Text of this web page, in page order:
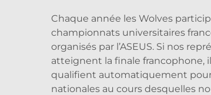
Chaque année les Wolves
championnats universitaires
organisés par l’ASEUS. Si nos
atteignent la finale francophone,
qualifient automatiquement
nationales au cours desquelles